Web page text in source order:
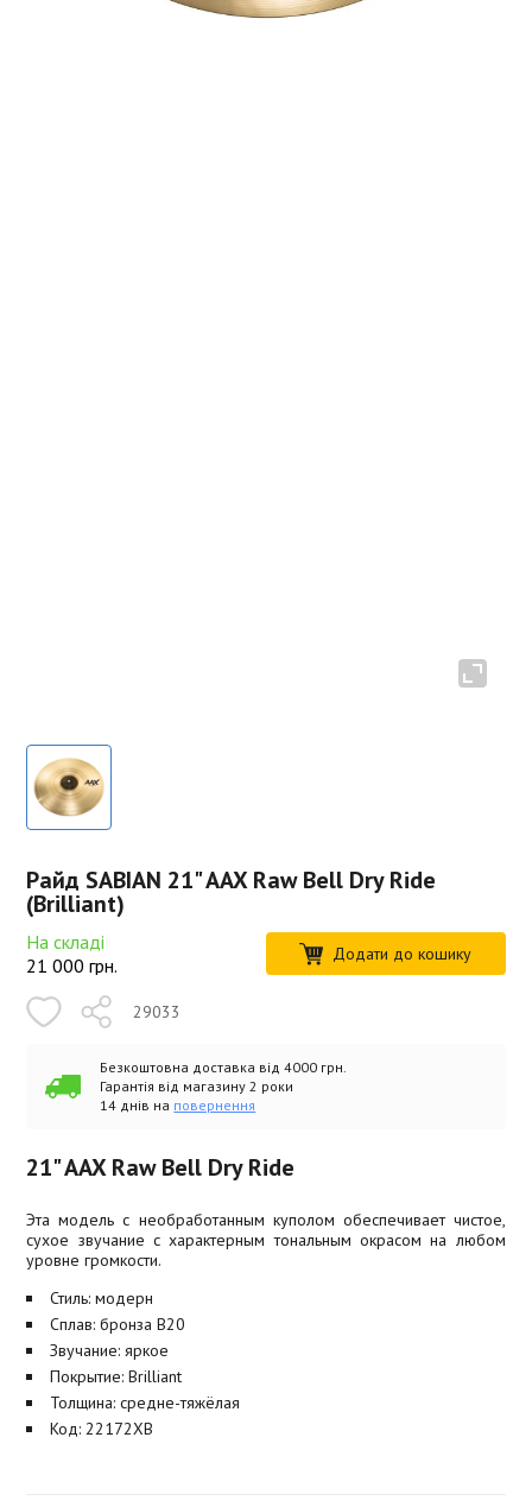
Райд SABIAN 21" AAX Raw Bell Dry Ride
(Brilliant)
На складі
21 000 грн. Додати до кошику
29033
Безкоштовна доставка від 4000 грн.
Гарантія від магазину 2 роки
14 днів на повернення
21" AAX Raw Bell Dry Ride
Эта модель с необработанным куполом обеспечивает чистое,
сухое звучание с характерным тональным окрасом на любом
уровне громкости.
Стиль: модерн
Сплав: бронза B20
Звучание: яркое
Покрытие: Brilliant
Толщина: средне-тяжёлая
Код: 22172XB